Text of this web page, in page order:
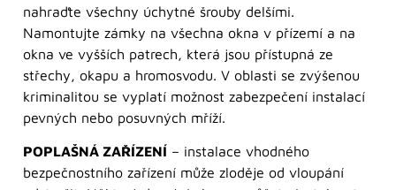
nahraďte všechny úchytné šrouby delšími.
Namontujte zámky na všechna okna v přízemí a na
okna ve vyšších patrech, která jsou přístupná ze
střechy, okapu a hromosvodu. V oblasti se zvýšenou
kriminalitou se vyplatí možnost zabezpečení instalací
pevných nebo posuvných mříží.
POPLAŠNÁ ZAŘÍZENÍ – instalace vhodného
bezpečnostního zařízení může zloděje od vloupání